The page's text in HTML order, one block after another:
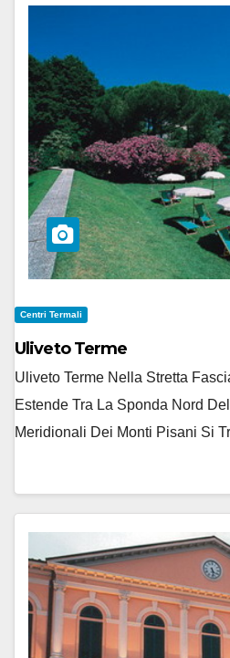
Centri Termali
Uliveto Terme
Uliveto Terme Nella Stretta
Estende Tra La Sponda Nord
Meridionali Dei Monti Pisani Si